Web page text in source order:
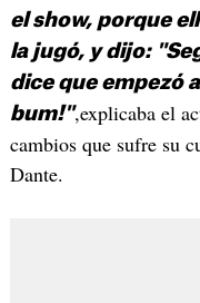
el show, porque
la jugó, y dijo:
dice que empezó
bum!",explicaba el
cambios que sufre su
Dante.